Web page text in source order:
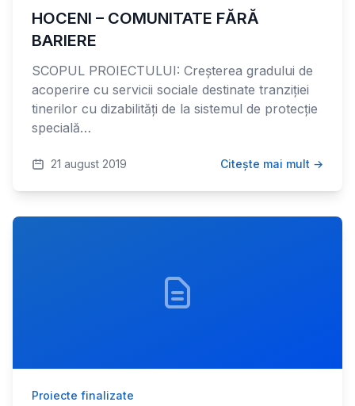
HOCENI – COMUNITATE FĂRĂ
BARIERE
SCOPUL PROIECTULUI: Creșterea gradului de
acoperire cu servicii sociale destinate tranziției
tinerilor cu dizabilități de la sistemul de protecție
specială…
21 august 2019 Citește mai mult →
Proiecte finalizate